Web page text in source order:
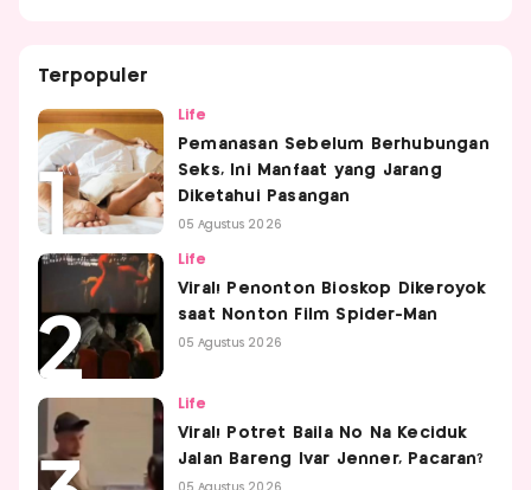
Terpopuler
Life
Pemanasan Sebelum Berhubungan
Seks, Ini Manfaat yang Jarang
Diketahui Pasangan
05 Agustus 2026
Life
Viral! Penonton Bioskop Dikeroyok
saat Nonton Film Spider-Man
05 Agustus 2026
Life
Viral! Potret Baila No Na Keciduk
Jalan Bareng Ivar Jenner, Pacaran?
05 Agustus 2026